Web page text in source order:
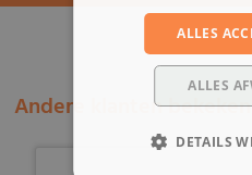
Andere klanten
ALLES
ALLES
DETAILS